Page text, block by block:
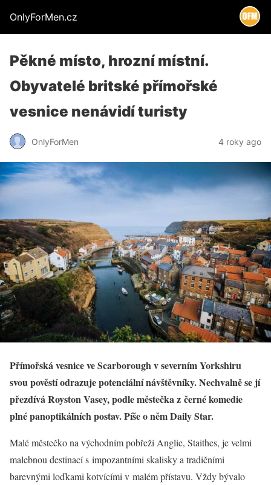
OnlyForMen.cz
Pěkné místo, hrozní místní.
Obyvatelé britské přímořské
vesnice nenávidí turisty
OnlyForMen 4 roky ago
Přímořská vesnice ve Scarborough v severním Yorkshiru
svou pověstí odrazuje potenciální návštěvníky. Nechvalně se jí
přezdívá Royston Vasey, podle městečka z černé komedie
plné panoptikálních postav. Píše o něm Daily Star.
Malé městečko na východním pobřeží Anglie, Staithes, je velmi
malebnou destinací s impozantními skalisky a tradičními
barevnými loďkami kotvícími v malém přístavu. Vždy bývalo